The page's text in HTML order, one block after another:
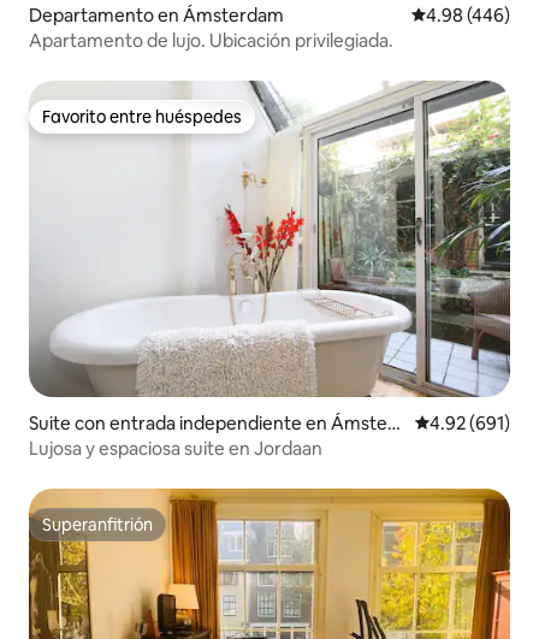
Departamento en Ámsterdam Calificación
4.98 (446)
Apartamento de lujo. Ubicación privilegiada.
Favorito entre huéspedes
Favorito entre huéspedes
Suite con entrada independiente en Ámsterd
am
Calificación
4.92 (691)
Lujosa y espaciosa suite en Jordaan
Superanfitrión
Superanfitrión